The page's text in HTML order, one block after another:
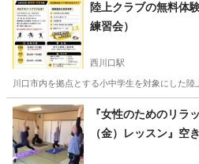
陸上クラブの無料体
練習会）
西川口駅
川口市内を拠点とする小中学生を対象にした
埼玉 川口市 西川口駅 かけっこ
『女性のためのリラ
（金）レッスン』空